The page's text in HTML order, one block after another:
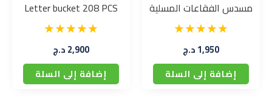
مسدس الفقاعات المسلية
1,950د.ج
إضافة إلى السلة
Letter bucket 208 PCS
2,900د.ج
إضافة إلى السلة